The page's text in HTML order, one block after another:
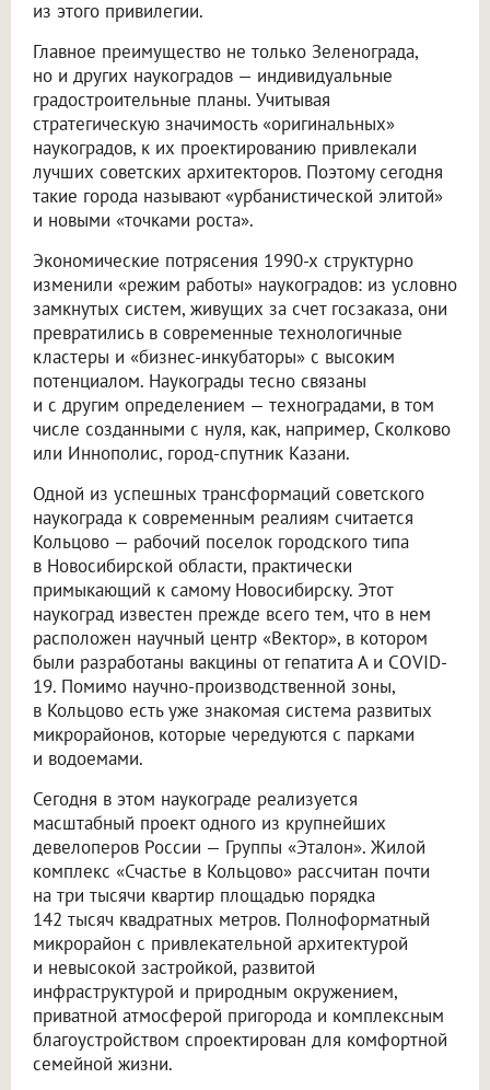
из этого привилегии.
Главное преимущество не только Зеленограда,
но и других наукоградов — индивидуальные
градостроительные планы. Учитывая
стратегическую значимость «оригинальных»
наукоградов, к их проектированию привлекали
лучших советских архитекторов. Поэтому сегодня
такие города называют «урбанистической элитой»
и новыми «точками роста».
Экономические потрясения 1990-х структурно
изменили «режим работы» наукоградов: из условно
замкнутых систем, живущих за счет госзаказа, они
превратились в современные технологичные
кластеры и «бизнес-инкубаторы» с высоким
потенциалом. Наукограды тесно связаны
и с другим определением — техноградами, в том
числе созданными с нуля, как, например, Сколково
или Иннополис, город-спутник Казани.
Одной из успешных трансформаций советского
наукограда к современным реалиям считается
Кольцово — рабочий поселок городского типа
в Новосибирской области, практически
примыкающий к самому Новосибирску. Этот
наукоград известен прежде всего тем, что в нем
расположен научный центр «Вектор», в котором
были разработаны вакцины от гепатита А и COVID-
19. Помимо научно-производственной зоны,
в Кольцово есть уже знакомая система развитых
микрорайонов, которые чередуются с парками
и водоемами.
Сегодня в этом наукограде реализуется
масштабный проект одного из крупнейших
девелоперов России — Группы «Эталон». Жилой
комплекс «Счастье в Кольцово» рассчитан почти
на три тысячи квартир площадью порядка
142 тысяч квадратных метров. Полноформатный
микрорайон с привлекательной архитектурой
и невысокой застройкой, развитой
инфраструктурой и природным окружением,
приватной атмосферой пригорода и комплексным
благоустройством спроектирован для комфортной
семейной жизни.